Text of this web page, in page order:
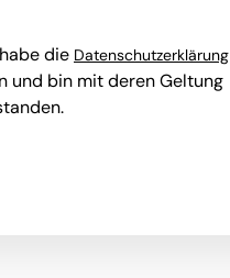
die Datenschutzerklärung
und bin mit deren Geltung